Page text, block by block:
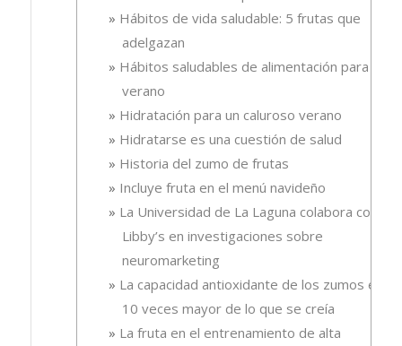
Hábitos de vida saludable: 5 frutas que
adelgazan
Hábitos saludables de alimentación para el
verano
Hidratación para un caluroso verano
Hidratarse es una cuestión de salud
Historia del zumo de frutas
Incluye fruta en el menú navideño
La Universidad de La Laguna colabora con
Libby’s en investigaciones sobre
neuromarketing
La capacidad antioxidante de los zumos es
10 veces mayor de lo que se creía
La fruta en el entrenamiento de alta